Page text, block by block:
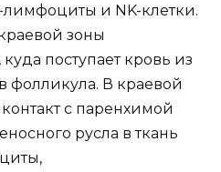
и NK-клетки.
зоны
поступает кровь из
фолликула. В краевой
с паренхимой
русла в ткань